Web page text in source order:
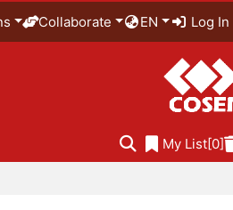
Collaborate EN Log In
My List[0]